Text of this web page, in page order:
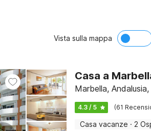
Vista sulla mappa
Casa a
Marbella,
4.3 / 5 (61
Casa vacanze · 2